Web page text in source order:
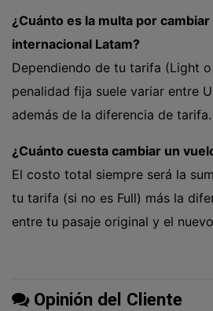
¿Cuánto es la multa por
internacional Latam?
Dependiendo de tu tarifa (Light
penalidad fija suele variar entre
además de la diferencia de tarifa.
¿Cuánto cuesta cambiar un
El costo total siempre será la
tu tarifa (si no es Full) más la
entre tu pasaje original y el
Opinión del Cliente